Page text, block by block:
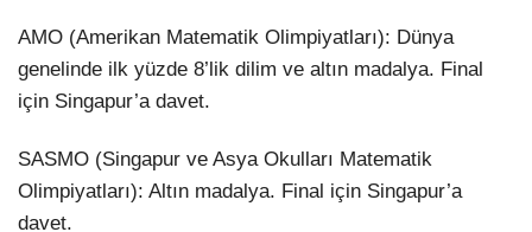
AMO (Amerikan Matematik Olimpiyatları): Dünya
genelinde ilk yüzde 8’lik dilim ve altın madalya. Final
için Singapur’a davet.
SASMO (Singapur ve Asya Okulları Matematik
Olimpiyatları): Altın madalya. Final için Singapur’a
davet.